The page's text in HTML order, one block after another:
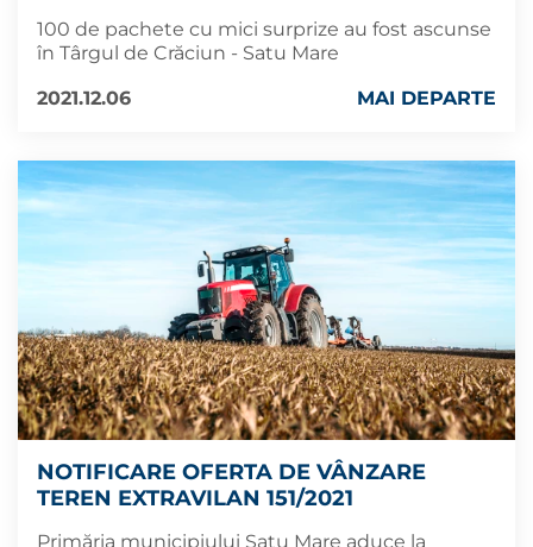
100 de pachete cu mici surprize au fost ascunse
în Târgul de Crăciun - Satu Mare
2021.12.06
MAI DEPARTE
NOTIFICARE OFERTA DE VÂNZARE
TEREN EXTRAVILAN 151/2021
Primăria municipiului Satu Mare aduce la